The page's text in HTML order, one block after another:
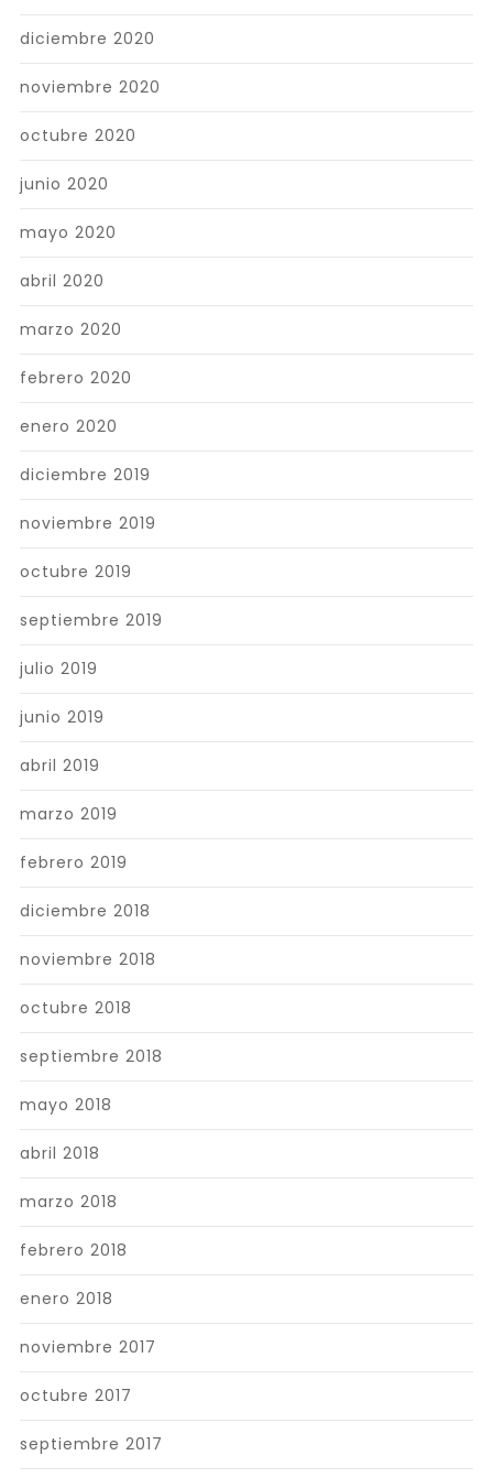
diciembre 2020
noviembre 2020
octubre 2020
junio 2020
mayo 2020
abril 2020
marzo 2020
febrero 2020
enero 2020
diciembre 2019
noviembre 2019
octubre 2019
septiembre 2019
julio 2019
junio 2019
abril 2019
marzo 2019
febrero 2019
diciembre 2018
noviembre 2018
octubre 2018
septiembre 2018
mayo 2018
abril 2018
marzo 2018
febrero 2018
enero 2018
noviembre 2017
octubre 2017
septiembre 2017